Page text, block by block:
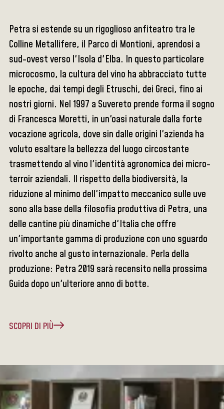
Petra si estende su un rigoglioso anfiteatro tra le
Colline Metallifere, il Parco di Montioni, aprendosi a
sud-ovest verso l'Isola d'Elba. In questo particolare
microcosmo, la cultura del vino ha abbracciato tutte
le epoche, dai tempi degli Etruschi, dei Greci, fino ai
nostri giorni. Nel 1997 a Suvereto prende forma il sogno
di Francesca Moretti, in un'oasi naturale dalla forte
vocazione agricola, dove sin dalle origini l'azienda ha
voluto esaltare la bellezza del luogo circostante
trasmettendo al vino l'identità agronomica dei micro-
terroir aziendali. Il rispetto della biodiversità, la
riduzione al minimo dell'impatto meccanico sulle uve
sono alla base della filosofia produttiva di Petra, una
delle cantine più dinamiche d'Italia che offre
un'importante gamma di produzione con uno sguardo
rivolto anche al gusto internazionale. Perla della
produzione: Petra 2019 sarà recensito nella prossima
Guida dopo un'ulteriore anno di botte.
SCOPRI DI PIÙ